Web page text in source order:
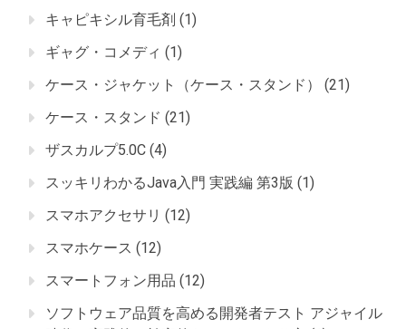
キャピキシル育毛剤 (1)
ギャグ・コメディ (1)
ケース・ジャケット（ケース・スタンド）
(21)
ケース・スタンド (21)
ザスカルプ5.0C (4)
スッキリわかるJava入門 実践編 第3版 (1)
スマホアクセサリ (12)
スマホケース (12)
スマートフォン用品 (12)
ソフトウェア品質を高める開発者テスト アジャイル